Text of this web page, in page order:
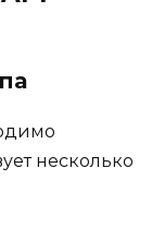
несколько